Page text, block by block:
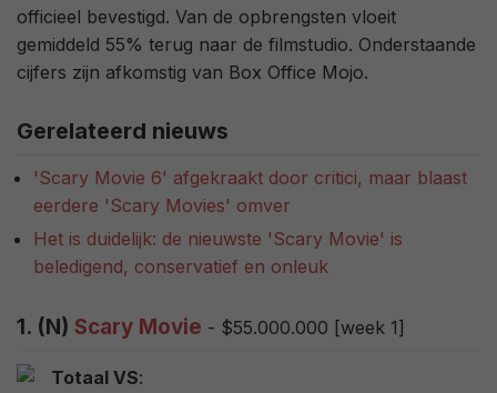
officieel bevestigd. Van de opbrengsten vloeit
gemiddeld 55% terug naar de filmstudio. Onderstaande
cijfers zijn afkomstig van Box Office Mojo.
Gerelateerd nieuws
'Scary Movie 6' afgekraakt door critici, maar blaast
eerdere 'Scary Movies' omver
Het is duidelijk: de nieuwste 'Scary Movie' is
beledigend, conservatief en onleuk
1. (N) Scary Movie - $55.000.000 [week 1]
Totaal VS: